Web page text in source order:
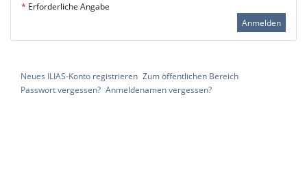
* Erforderliche Angabe
Anmelden
Neues ILIAS-Konto registrieren Zum öffentlichen Bereich
Passwort vergessen? Anmeldenamen vergessen?